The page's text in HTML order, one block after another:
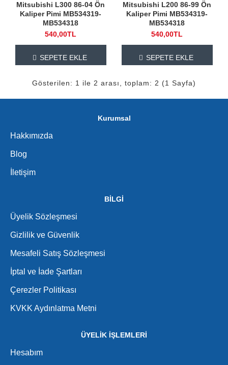
Mitsubishi L300 86-04 Ön
Kaliper Pimi MB534319-
MB534318
540,00TL
SEPETE EKLE
Mitsubishi L200 86-99 Ön
Kaliper Pimi MB534319-
MB534318
540,00TL
SEPETE EKLE
Gösterilen: 1 ile 2 arası, toplam: 2 (1 Sayfa)
Kurumsal
Hakkımızda
Blog
İletişim
BİLGİ
Üyelik Sözleşmesi
Gizlilik ve Güvenlik
Mesafeli Satış Sözleşmesi
İptal ve İade Şartları
Çerezler Politikası
KVKK Aydınlatma Metni
ÜYELİK İŞLEMLERİ
Hesabım